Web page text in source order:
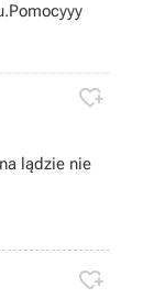

lądzie nie
